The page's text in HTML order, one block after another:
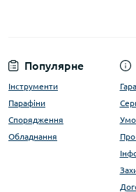
Популярне
Інструменти
Парафіни
Спорядження
Обладнання
Про